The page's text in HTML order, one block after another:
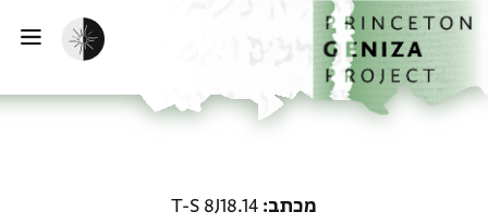
לתוכןהבית
הפעלת מצב כהה
מכתב T-S 8J18.14